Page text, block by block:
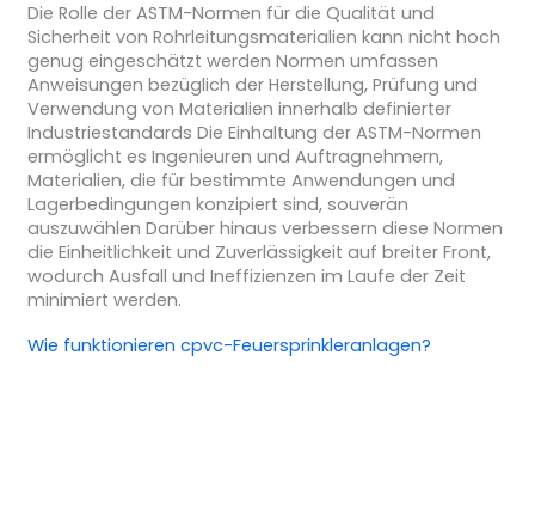
Die Rolle der ASTM-Normen für die Qualität und
Sicherheit von Rohrleitungsmaterialien kann nicht hoch
genug eingeschätzt werden Normen umfassen
Anweisungen bezüglich der Herstellung, Prüfung und
Verwendung von Materialien innerhalb definierter
Industriestandards Die Einhaltung der ASTM-Normen
ermöglicht es Ingenieuren und Auftragnehmern,
Materialien, die für bestimmte Anwendungen und
Lagerbedingungen konzipiert sind, souverän
auszuwählen Darüber hinaus verbessern diese Normen
die Einheitlichkeit und Zuverlässigkeit auf breiter Front,
wodurch Ausfall und Ineffizienzen im Laufe der Zeit
minimiert werden.
Wie funktionieren cpvc-Feuersprinkleranlagen?